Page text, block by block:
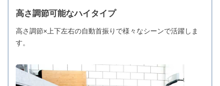
高さ調節可能なハイタイプ
高さ調節×上下左右の自動首振りで様々なシーンで活躍しま
す。